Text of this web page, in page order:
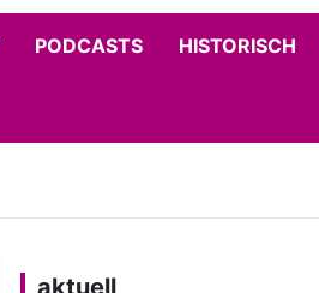
PODCASTS HISTORISCH
aktuell